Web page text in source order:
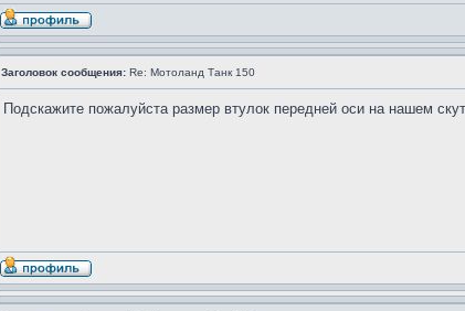
Заголовок сообщения: Re: Мотоланд Танк 150
Подскажите пожалуйста размер втулок передней оси на нашем